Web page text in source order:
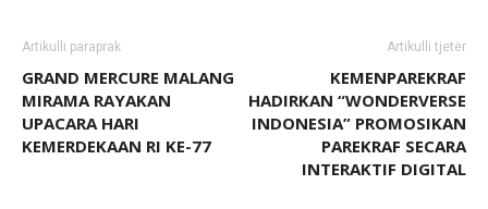
Artikulli paraprak
GRAND MERCURE MALANG
MIRAMA RAYAKAN
UPACARA HARI
KEMERDEKAAN RI KE-77
Artikulli tjetër
KEMENPAREKRAF
HADIRKAN “WONDERVERSE
INDONESIA” PROMOSIKAN
PAREKRAF SECARA
INTERAKTIF DIGITAL